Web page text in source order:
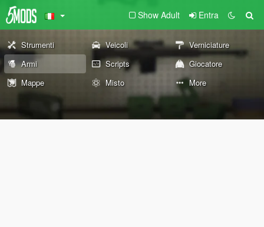
Show Adult Entra
Strumenti Veicoli
Verniciature
Armi
Scripts
Giocatore
Mappe
Misto More